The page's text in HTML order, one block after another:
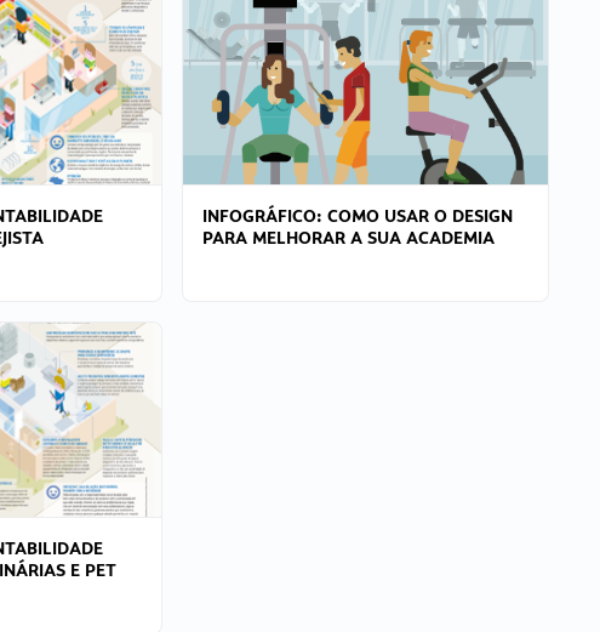
INFOGRÁFICO: COMO USAR O DESIGN
PARA MELHORAR A SUA ACADEMIA
E PET